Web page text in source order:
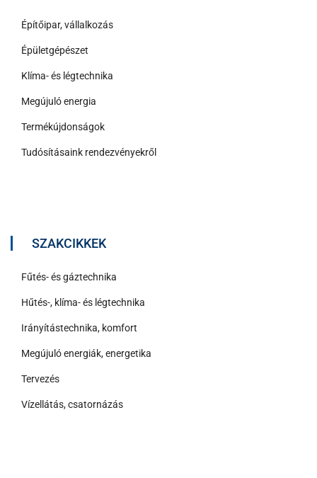
Építőipar, vállalkozás
Épületgépészet
Klíma- és légtechnika
Megújuló energia
Termékújdonságok
Tudósításaink rendezvényekről
SZAKCIKKEK
Fűtés- és gáztechnika
Hűtés-, klíma- és légtechnika
Irányítástechnika, komfort
Megújuló energiák, energetika
Tervezés
Vízellátás, csatornázás